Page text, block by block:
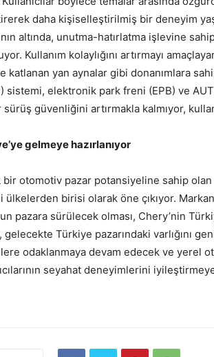
daha kişiselleştirilmiş bir deneyim
altında, unutma-hatırlatma işlevine
Kullanım kolaylığını artırmayı
katlanan yan aynalar gibi donanımlara
sistemi, elektronik park freni (EPB) ve
güvenliğini artırmakla kalmıyor,
gelmeye hazırlanıyor
bir otomotiv pazar potansiyeline sahip
ülkelerden birisi olarak öne çıkıyor.
pazara sürülecek olması, Chery’nin
gelecekte Türkiye pazarındaki varlığını
odaklanmaya devam edecek ve yerel
seyahat deneyimlerini